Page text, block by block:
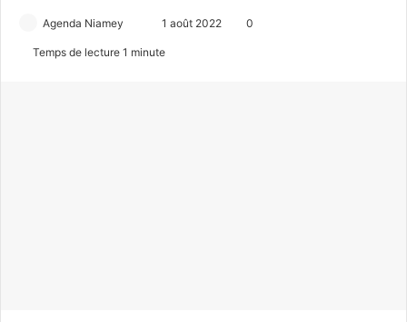
Agenda Niamey
n
1 août 2022 0
Temps de lecture 1 minute